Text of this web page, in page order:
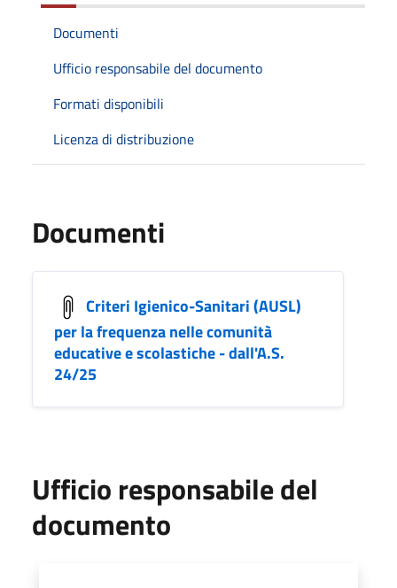
Documenti
Ufficio responsabile del documento
Formati disponibili
Licenza di distribuzione
Documenti
Criteri Igienico-Sanitari (AUSL)
per la frequenza nelle comunità
educative e scolastiche - dall'A.S.
24/25
Ufficio responsabile del
documento